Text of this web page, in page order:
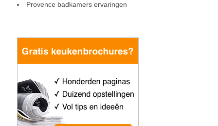
Provence badkamers ervaringen